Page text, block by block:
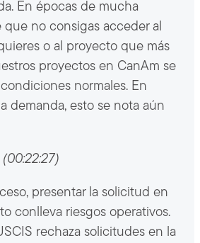
En épocas de mucha
que no consigas acceder al
o al proyecto que más
proyectos en CanAm se
normales. En
demanda, esto se nota aún
(00:22:27)
presentar la solicitud en
conlleva riesgos operativos.
rechaza solicitudes en la